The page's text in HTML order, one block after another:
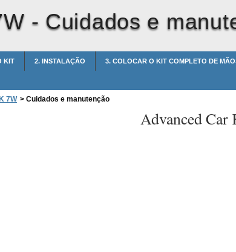
- Cuidados e
KIT 2. INSTALAÇÃO 3. COLOCAR O KIT COMPLETO DE
7W > Cuidados e manutenção
Advanced